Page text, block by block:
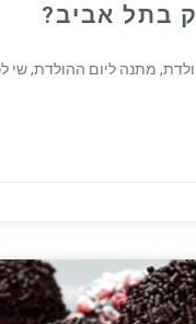
בתל אביב?
מתנה ליום ההולדת, שי